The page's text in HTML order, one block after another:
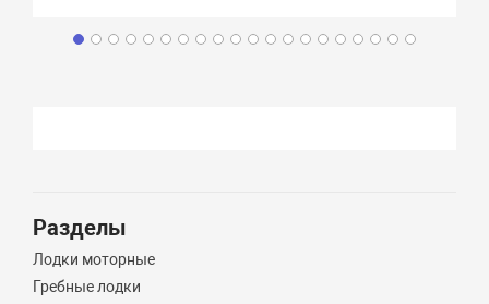
Разделы
Лодки моторные
Гребные лодки